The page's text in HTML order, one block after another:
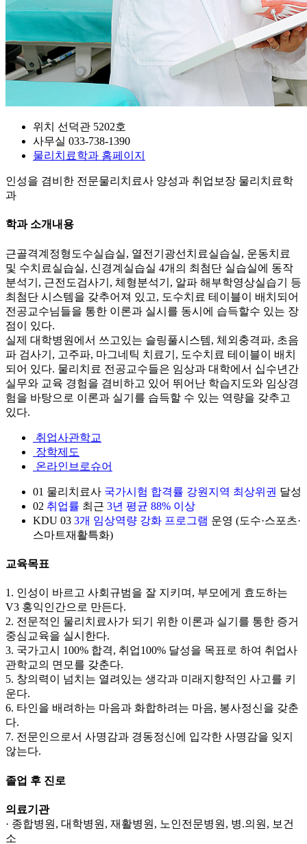
위치
선덕관 5202호
사무실 033-738-1390
물리치료학과 홈페이지
인성을 겸비한 전문물리치료사 양성과 취업보장 물리치료학
과
학과 소개내용
근골격계정형도수실습실, 열전기광선치료실습실, 운동치료
및 수치료실습실, 신경계실습실 4개의 최첨단 실습실에 동작
분석기, 근전도검사기, 체형분석기, 알파 해부학영상실습기 등
최첨단 시스템을 갖추어져 있고, 도수치료 테이블이 배치되어
전공교수님들을 통한 이론과 실시를 동시에 습득할수 있는 장
점이 있다.
실제 대학병원에서 쓰고있는 슬링풀시스템, 체외충격파, 초음
파 검사기, 고주파, 마그네틱 치료기, 도수치료 테이블이 배치
되어 있다. 물리치료 전공교수들은 임상과 대학에서 십수년간
실무와 교육 경험을 겸비하고 있어 뛰어난 학습지도와 임상경
험을 바탕으로 이론과 실기를 습득할 수 있는 역량을 갖추고
있다.
취업사관학교
장학제도
온라인브로슈어
01 물리치료사 국가시험 합격률 강원지역 최상위권 달성
02 취업률 최근 3년 평균 88% 이상
KDU 03 3개 임상역량 강화 프로그램 운영 (도수·스포츠·
스마트재활특화)
교육목표
1. 인성이 바르고 사회규범을 잘 지키며, 부모에게 효도하는
V3 홍익인간으로 만든다.
2. 전문적인 물리치료사가 되기 위한 이론과 실기를 통한 증거
중심교육을 실시한다.
3. 국가고시 100% 합격, 취업100% 달성을 목표로 하여 취업사
관학교의 면모를 갖춘다.
5. 창의력이 넘치는 열려있는 생각과 미래지향적인 사고를 키
운다.
6. 타인을 배려하는 마음과 화합하려는 마음, 봉사정신을 갖춘
다.
7. 전문인으로서 사명감과 경동정신에 입각한 사명감을 잊지
않는다.
졸업 후 진로
의료기관
· 종합병원, 대학병원, 재활병원, 노인전문병원, 병.의원, 보건
소